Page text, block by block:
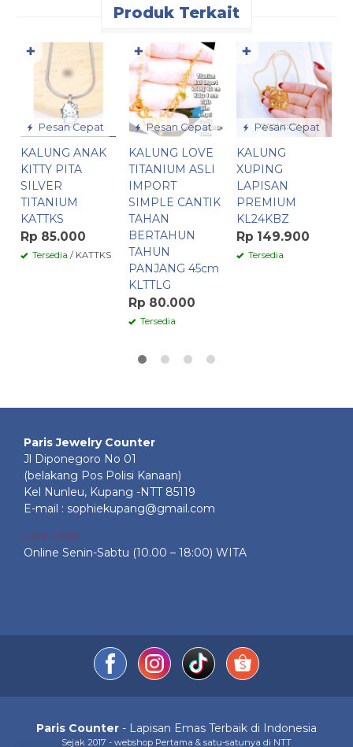
Produk Terkait
Pesan Cepat
KALUNG ANAK
KITTY PITA
SILVER
TITANIUM
KATTKS
Rp 85.000
Tersedia / KATTKS
✚
Pesan Cepat
KALUNG LOVE
TITANIUM ASLI
IMPORT
SIMPLE CANTIK
TAHAN
BERTAHUN
TAHUN
PANJANG 45cm
KLTTLG
Rp 80.000
Tersedia
✚
Pesan Cepat
KALUNG
XUPING
LAPISAN
PREMIUM
KL24KBZ
Rp 149.900
Tersedia
✚
Paris Jewelry Counter
Jl Diponegoro No 01
(belakang Pos Polisi Kanaan)
Kel Nunleu, Kupang -NTT 85119
E-mail : sophiekupang@gmail.com
Live Chat
Online Senin-Sabtu (10.00 – 18:00) WITA
Paris Counter - Lapisan Emas Terbaik di Indonesia
Sejak 2017 - webshop Pertama & satu-satunya di NTT